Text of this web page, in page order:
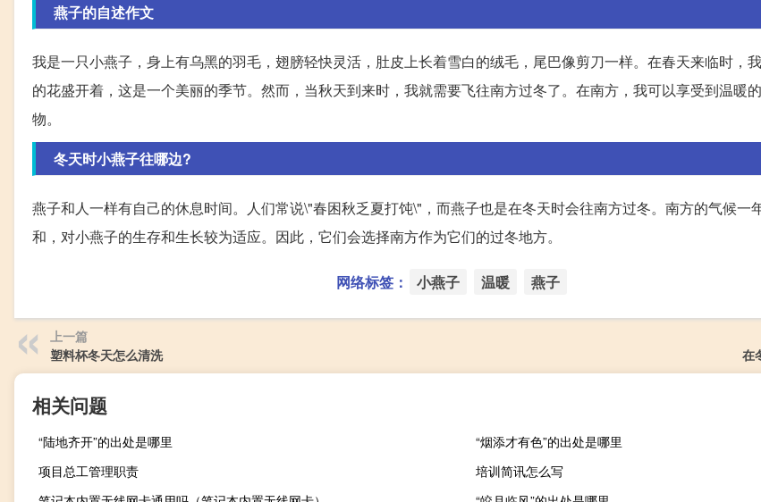
燕子的自述作文
我是一只小燕子，身上有乌黑的羽毛，翅膀轻快灵活，肚皮上长着雪白的绒毛，尾巴像剪刀一样。在春天来临时，
的花盛开着，这是一个美丽的季节。然而，当秋天到来时，我就需要飞往南方过冬了。在南方，我可以享受到温暖
物。
冬天时小燕子往哪边?
燕子和人一样有自己的休息时间。人们常说\"春困秋乏夏打饨\"，而燕子也是在冬天时会往南方过冬。南方的气候一
和，对小燕子的生存和生长较为适应。因此，它们会选择南方作为它们的过冬地方。
网络标签： 小燕子 温暖 燕子
上一篇
塑料杯冬天怎么清洗
在
相关问题
“陆地齐开”的出处是哪里
“烟添才有色”的出处是哪里
项目总工管理职责
培训简讯怎么写